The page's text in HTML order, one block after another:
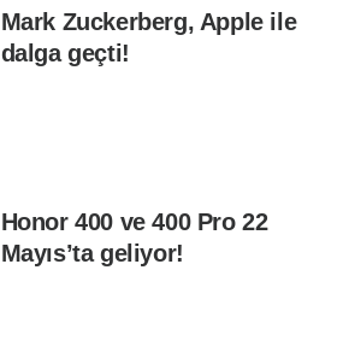
Mark Zuckerberg, Apple ile
dalga geçti!
Honor 400 ve 400 Pro 22
Mayıs’ta geliyor!